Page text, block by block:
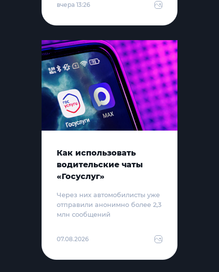
вчера 13:26
Как использовать
водительские чаты
«Госуслуг»
Через них автомобилисты уже
отправили анонимно более 2,3
млн сообщений
07.08.2026